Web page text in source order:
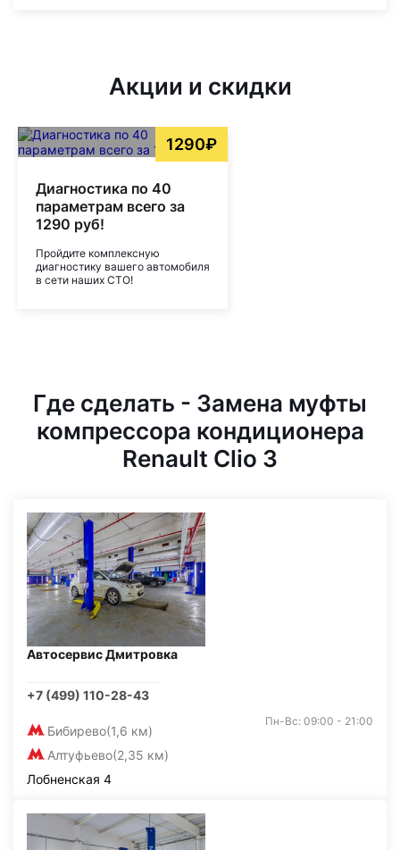
Акции и скидки
1290₽
Диагностика по 40
параметрам всего за
1290 руб!
Пройдите комплексную
диагностику вашего автомобиля
в сети наших СТО!
Где сделать - Замена муфты
компрессора кондиционера
Renault Clio 3
Автосервис Дмитровка
+7 (499) 110-28-43
Бибирево(1,6 км)
Алтуфьево(2,35 км)
Пн-Вс: 09:00 - 21:00
Лобненская 4